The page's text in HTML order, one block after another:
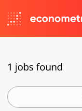
1 jobs found